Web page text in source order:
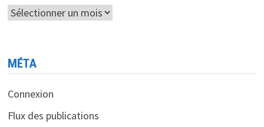
7
MILLIARDS
DE
Archives
MÉTA
Connexion
Flux des publications